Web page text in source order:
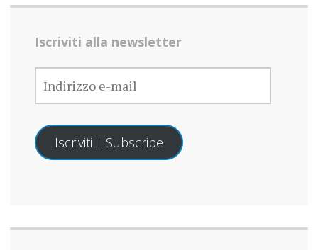
Iscriviti alla newsletter
INDIRIZZO
E-
MAIL
Iscriviti | Subscribe